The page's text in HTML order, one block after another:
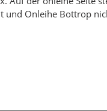
und Onleihe Bottrop